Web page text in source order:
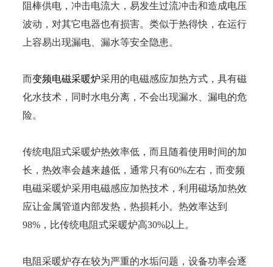
阻棒供电，冲击电流大，易发生过流冲击和造成电压
波动，对其它电器也有损害。类似于热得快，在运行
上容易出现漏电、漏水等安全隐患。
而变频电磁采暖炉采用的电磁感应加热方式，具有磁
化水技术，同时水电分离，不会出现漏水、漏电的危
险。
传统电阻式采暖炉热效率低，而且随着使用时间的加
长，热效率会越来越低，通常只有60%左右，而变频
电磁采暖炉采用电磁感应加热技术，利用磁场加热效
应让金属管道内部发热，热损耗小。热效率达到
98%，比传统电阻式采暖炉高30%以上。
电阻采暖炉存在较为严重的水垢问题，设备功率会逐